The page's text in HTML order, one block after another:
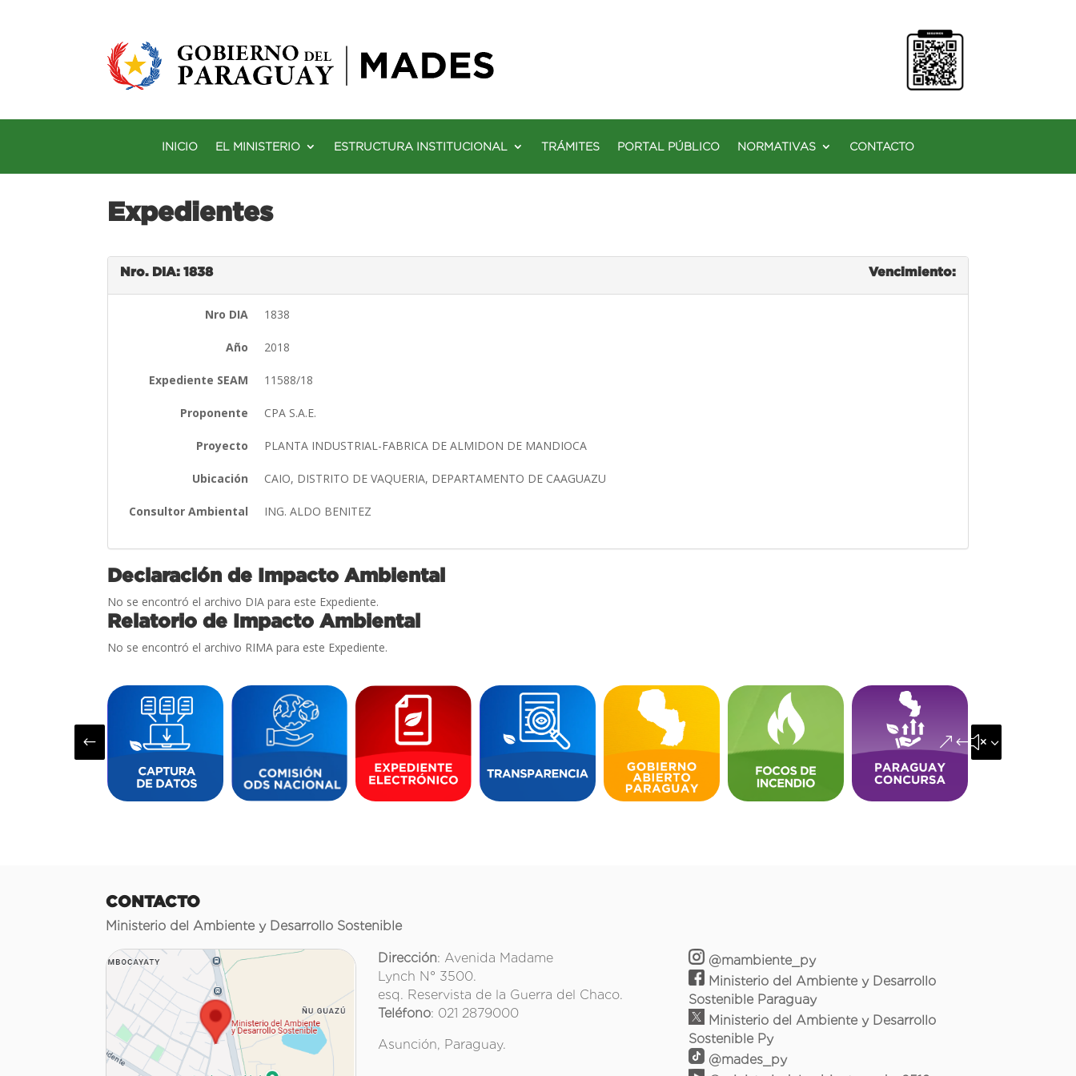
INICIO EL MINISTERIO ESTRUCTURA INSTITUCIONAL TRÁMITES PORTAL PÚBLICO NORMATIVAS CONTACTO
Expedientes
Nro. DIA: 1838 Vencimiento:
Nro DIA 1838
Año 2018
Expediente SEAM 11588/18
Proponente CPA S.A.E.
Proyecto PLANTA INDUSTRIAL-FABRICA DE ALMIDON DE MANDIOCA
Ubicación CAIO, DISTRITO DE VAQUERIA, DEPARTAMENTO DE CAAGUAZU
Consultor Ambiental ING. ALDO BENITEZ
Declaración de Impacto Ambiental
No se encontró el archivo DIA para este Expediente.
Relatorio de Impacto Ambiental
No se encontró el archivo RIMA para este Expediente.
# &#x35;
CONTACTO
Ministerio del Ambiente y Desarrollo Sostenible
Dirección: Avenida Madame
Lynch N° 3500.
esq. Reservista de la Guerra del Chaco.
Teléfono: 021 2879000
Asunción, Paraguay.
@mambiente_py
Ministerio del Ambiente y Desarrollo
Sostenible Paraguay
Ministerio del Ambiente y Desarrollo
Sostenible Py
@mades_py